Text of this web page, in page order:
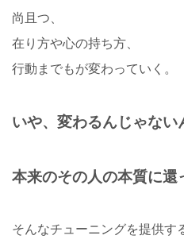
尚且つ、
在り方や心の持ち方、
行動までもが変わっていく。
いや、変わるんじゃない
本来のその人の本質に還
そんなチューニングを提供す